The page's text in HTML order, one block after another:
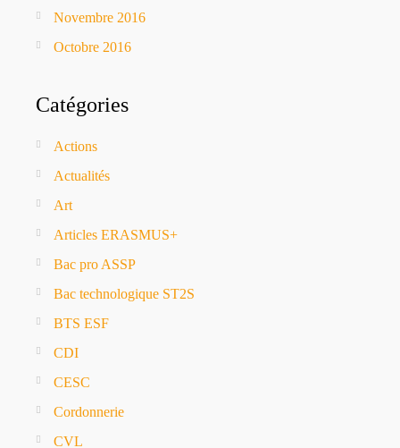
Novembre 2016
Octobre 2016
Catégories
Actions
Actualités
Art
Articles ERASMUS+
Bac pro ASSP
Bac technologique ST2S
BTS ESF
CDI
CESC
Cordonnerie
CVL